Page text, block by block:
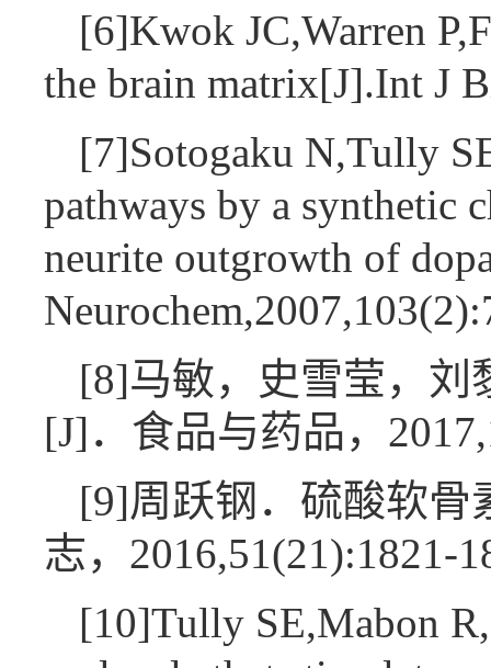
[6]Kwok JC,Warren
the brain matrix[J].Int J
[7]Sotogaku N,Tully
pathways by a synthetic
neurite outgrowth of
[8]马敏，史雪莹，刘
[J]．食品与药品，
[9]周跃钢．硫酸软骨
志，2016,51(21):1821-
[10]Tully SE,Mabon